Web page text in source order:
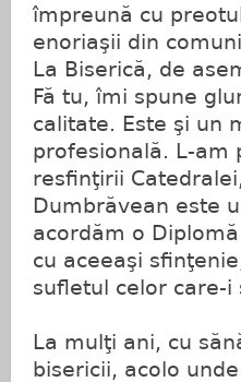
împreună cu
enoriaşii din
La Biserică, de
Fă tu, îmi spune
calitate. Este şi un
profesională. L-am
resfinţirii
Dumbrăvean este
acordăm o
cu aceeaşi
sufletul celor care-i
La mulţi ani, cu
bisericii, acolo